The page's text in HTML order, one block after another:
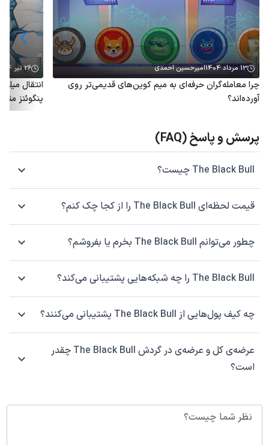
13 مرداد 1404 امیرحسین احمدی
چرا معامله‌گران حرفه‌ای به میم کوین‌های قدیمی‌تر روی
آورده‌اند؟
26 تیر 1404
پنگوئنز
پرسش و پاسخ (FAQ)
The Black Bull چیست؟
قیمت لحظه‌ای The Black Bull را از کجا چک کنم؟
چطور می‌توانم The Black Bull بخرم یا بفروشم؟
The Black Bull را چه شبکه‌هایی پشتیبانی می‌کند؟
چه کیف پول‌هایی از The Black Bull پشتیبانی می‌کنند؟
عرضه‌ی کل و عرضه‌ی در گردش The Black Bull چقدر
است؟
نظر شما چیست؟